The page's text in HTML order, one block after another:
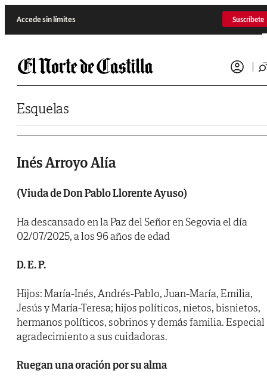
Accede sin límites Suscríbete
Esquelas
Inés Arroyo Alía
(Viuda de Don Pablo Llorente Ayuso)
Ha descansado en la Paz del Señor en Segovia el día
02/07/2025, a los 96 años de edad
D. E. P.
Hijos: María-Inés, Andrés-Pablo, Juan-María, Emilia,
Jesús y María-Teresa; hijos políticos, nietos, bisnietos,
hermanos políticos, sobrinos y demás familia. Especial
agradecimiento a sus cuidadoras.
Ruegan una oración por su alma